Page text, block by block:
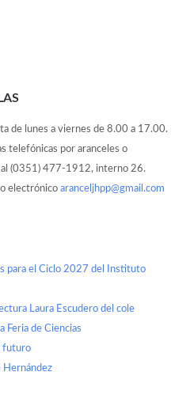
de lunes a viernes de 8.00 a 17.00.
telefónicas por aranceles o
al (0351) 477-1912, interno 26.
electrónico aranceljhpp@gmail.com
para el Ciclo 2027 del Instituto
Laura Escudero del cole
Feria de Ciencias
futuro
Hernández